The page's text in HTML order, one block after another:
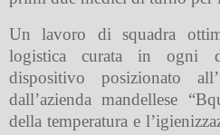
Un lavoro di squadra
logistica curata in ogni
dispositivo posizionato
dall’azienda mandellese
della temperatura e